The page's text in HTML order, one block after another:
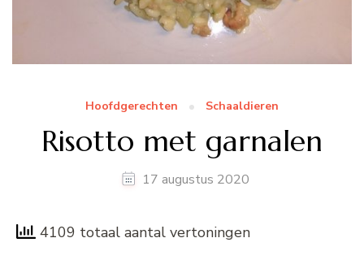
Hoofdgerechten Schaaldieren
Risotto met garnalen
17 augustus 2020
4109 totaal aantal vertoningen